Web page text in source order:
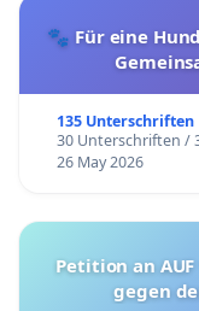
🐾 Für eine
135 Unterschriften
30 Unterschriften /
26 May 2026
Petition an
gegen